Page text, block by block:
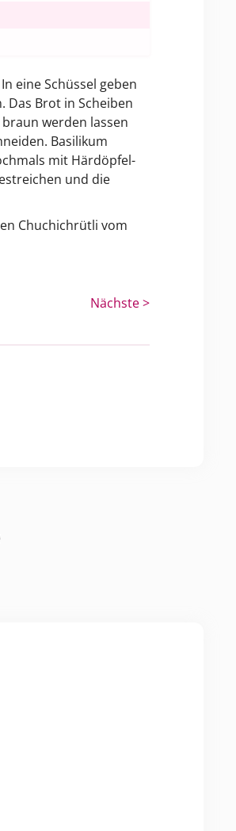
eine Schüssel geben
Das Brot in Scheiben
werden lassen
Basilikum
mit Härdöpfel-
und die
Chuchichrütli vom
Nächste >